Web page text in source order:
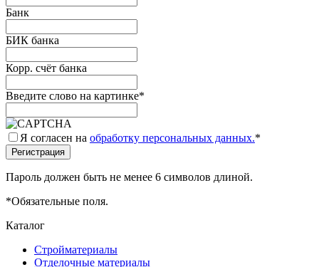
Банк
БИК банка
Корр. счёт банка
Введите слово на картинке*
Я согласен на обработку персональных данных.*
Пароль должен быть не менее 6 символов длиной.
*Обязательные поля.
Каталог
Стройматериалы
Отделочные материалы